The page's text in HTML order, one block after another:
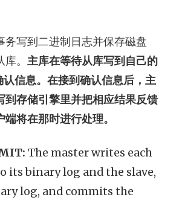
务写到二进制日志并保存磁盘
。 主库在等待从库写到自己的
信息。在接到确认信息后，主
到存储引擎里并把相应结果反馈
将在那时进行处理。
The master writes each
its binary log and the slave,
log, and commits the